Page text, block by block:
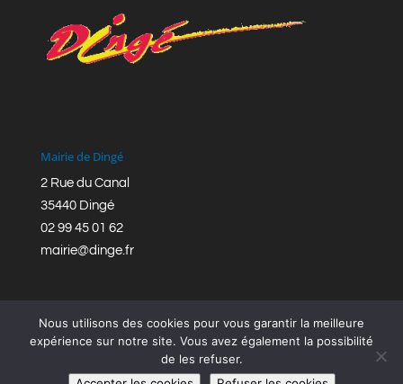
Mairie de Dingé
2 Rue du Canal
35440 Dingé
02 99 45 01 62
mairie@dinge.fr
Réalisation © Mairie de Dingé,Bretagne Romantique
Nous utilisons des cookies pour vous garantir la meilleure
expérience sur notre site. Vous avez également la possibilité
de les refuser.